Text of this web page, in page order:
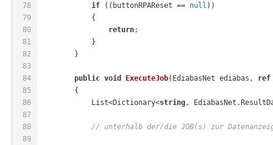
78
79
80
81
82
83
84
85
86
87
88
89
if ((buttonRPAReset == null ))
            {
return;
            }
        }
public void ExecuteJob( EdiabasNet ediabas, ref
        {
            List<Dictionary<
string,
// unterhalb der/die JOB(s) zur